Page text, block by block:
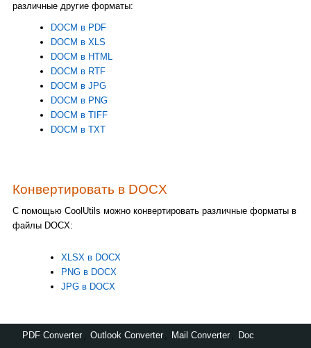
различные другие форматы:
DOCM в PDF
DOCM в XLS
DOCM в HTML
DOCM в RTF
DOCM в JPG
DOCM в PNG
DOCM в TIFF
DOCM в TXT
Конвертировать в DOCX
С помощью CoolUtils можно конвертировать различные форматы в
файлы DOCX:
XLSX в DOCX
PNG в DOCX
JPG в DOCX
PDF Converter Outlook Converter Mail Converter
Doc